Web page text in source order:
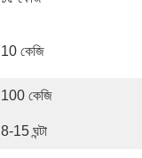
10 কেজি
100 কেজি
8-15 ঘন্টা